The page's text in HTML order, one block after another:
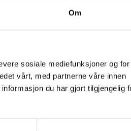
Om
sosiale mediefunksjoner og for
vårt, med partnerne våre innen
du har gjort tilgjengelig
internasjonale ekspressoppdrag.
og fortolling av dine varer,
deg for noe eller være